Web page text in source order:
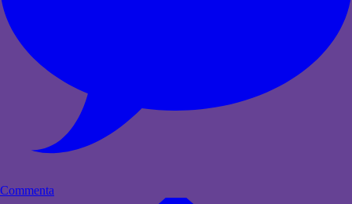
Commenta